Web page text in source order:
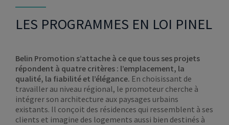
LES PROGRAMMES EN LOI PINEL
Belin Promotion s’attache à ce que tous ses projets
répondent à quatre critères : l’emplacement, la
qualité, la fiabilité et l’élégance. En choisissant de
travailler au niveau régional, le promoteur cherche à
intégrer son architecture aux paysages urbains
existants. Il conçoit des résidences qui ressemblent à ses
clients et imagine des logements aussi bien destinés à